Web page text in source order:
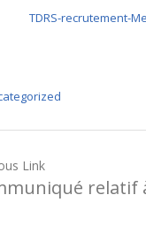
TDRS-recrutement-
Link
relatif